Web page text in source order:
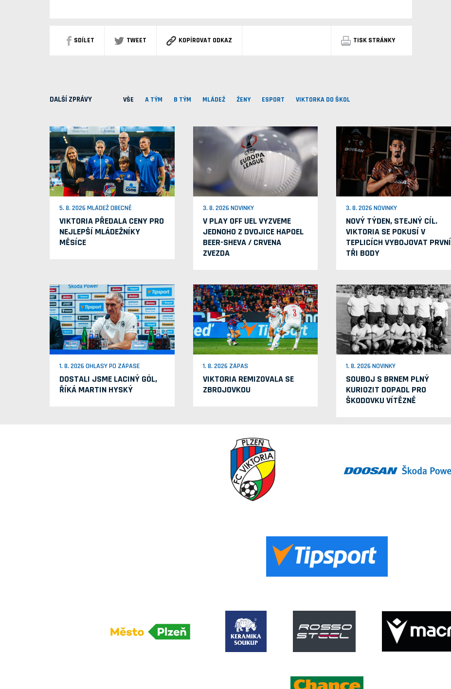
SDÍLET TWEET KOPÍROVAT ODKAZ TISK STRÁNKY
DALŠÍ ZPRÁVY VŠE A TÝM B TÝM MLÁDEŽ ŽENY ESPORT VIKTORKA DO ŠKOL
5. 8. 2026 MLÁDEŽ OBECNĚ
VIKTORIA PŘEDALA CENY PRO
NEJLEPŠÍ MLÁDEŽNÍKY
MĚSÍCE
3. 8. 2026 NOVINKY
V PLAY OFF UEL VYZVEME
JEDNOHO Z DVOJICE HAPOEL
BEER-SHEVA / CRVENA
ZVEZDA
3. 8. 2026 NOVINKY
NOVÝ TÝDEN, STEJNÝ CÍL.
VIKTORIA SE POKUSÍ V
TEPLICÍCH VYBOJOVAT PRVNÍ
TŘI BODY
1. 8. 2026 OHLASY PO ZÁPASE
DOSTALI JSME LACINÝ GÓL,
ŘÍKÁ MARTIN HYSKÝ
1. 8. 2026 ZÁPAS
VIKTORIA REMIZOVALA SE
ZBROJOVKOU
1. 8. 2026 NOVINKY
SOUBOJ S BRNEM PLNÝ
KURIOZIT DOPADL PRO
ŠKODOVKU VÍTĚZNĚ